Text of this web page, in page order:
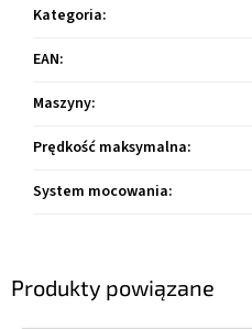
Produkty powiązane
Kategoria:
EAN:
Maszyny:
Prędkość maksymalna:
System mocowania: